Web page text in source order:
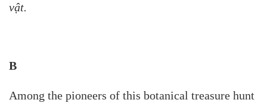
vật.
B
Among the pioneers of this botanical treasure hunt